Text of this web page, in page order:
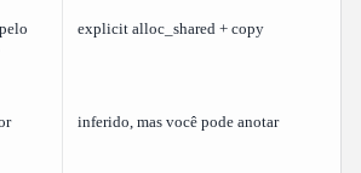
explicit alloc_shared + copy
inferido, mas você pode anotar